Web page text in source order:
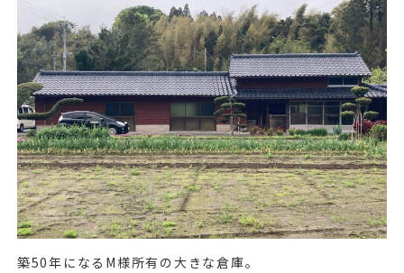
築50年になる M 様所有の大きな倉庫。